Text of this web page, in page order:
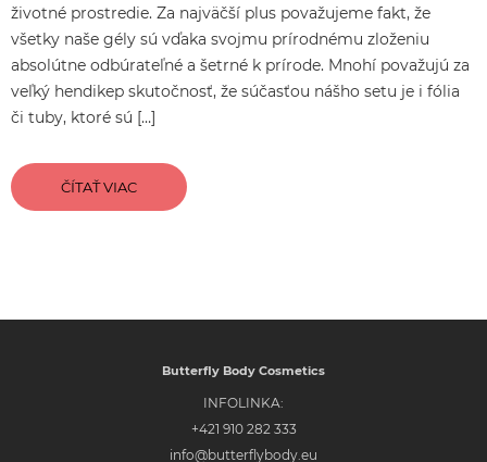
životné prostredie. Za najväčší plus považujeme fakt, že
všetky naše gély sú vďaka svojmu prírodnému zloženiu
absolútne odbúrateľné a šetrné k prírode. Mnohí považujú za
veľký hendikep skutočnosť, že súčasťou nášho setu je i fólia
či tuby, ktoré sú […]
ČÍTAŤ VIAC
Butterfly Body Cosmetics
INFOLINKA:
+421 910 282 333
info@butterflybody.eu